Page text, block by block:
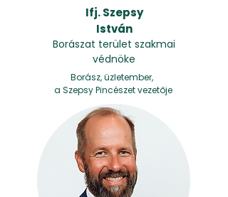
Ifj. Szepsy
István
Borászat terület szakmai
védnöke
Borász, üzletember,
a Szepsy Pincészet vezetője